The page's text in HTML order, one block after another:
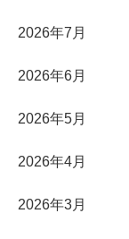
2026年7月
2026年6月
2026年5月
2026年4月
2026年3月